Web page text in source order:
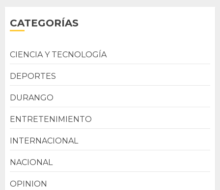
CATEGORÍAS
CIENCIA Y TECNOLOGÍA
DEPORTES
DURANGO
ENTRETENIMIENTO
INTERNACIONAL
NACIONAL
OPINION